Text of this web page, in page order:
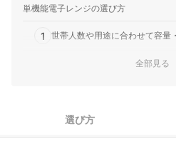
単機能電子レンジの選び方
1 世帯人数や用途に合わせて容量
解凍やあたためのムラが変わる
全部見る
選び方